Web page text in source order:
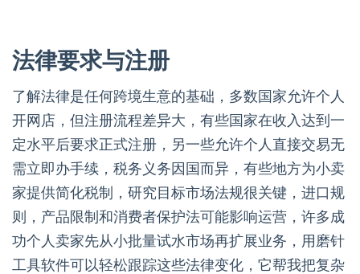
法律要求与注册
了解法律是任何跨境生意的基础，多数国家允许个人
开网店，但注册流程差异大，有些国家在收入达到一
定水平后要求正式注册，另一些允许个人直接交易无
需立即办手续，税务义务因国而异，有些地方为小卖
家提供简化税制，研究目标市场法规很关键，进口规
则，产品限制和消费者保护法可能影响运营，许多成
功个人卖家先从小批量试水市场再扩展业务，用磨针
工具软件可以轻松跟踪这些法律变化，它帮我把复杂